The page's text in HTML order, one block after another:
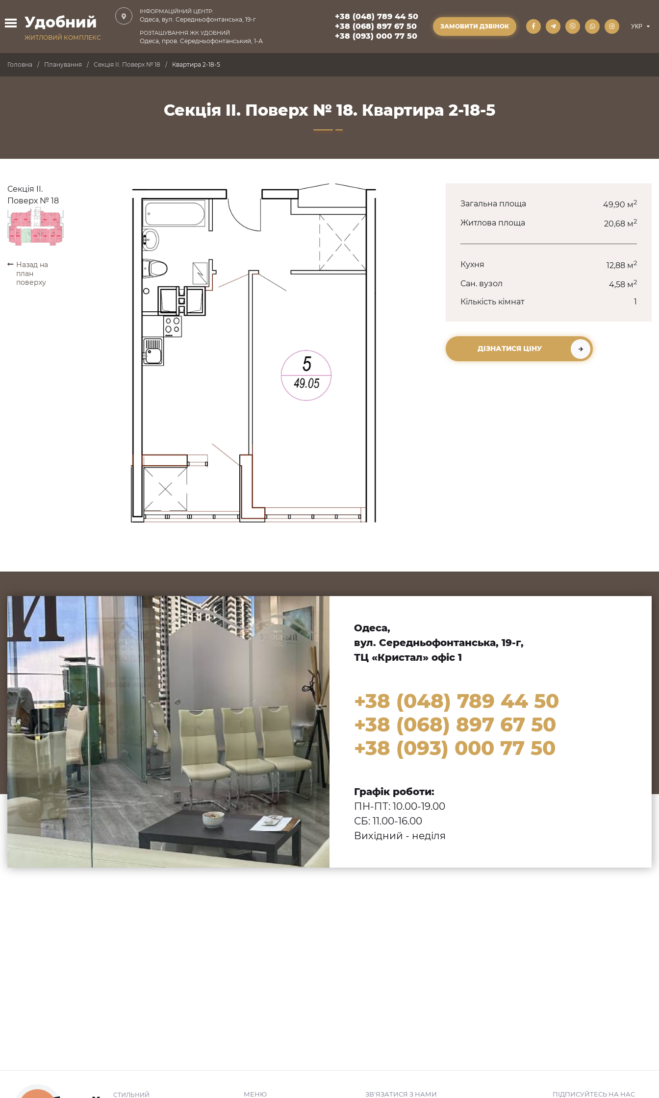
Удобний
ЖИТЛОВИЙ КОМПЛЕКС
ІНФОРМАЦІЙНИЙ ЦЕНТР:
Одеса, вул. Середньофонтанська, 19-г
РОЗТАШУВАННЯ ЖК УДОБНИЙ
Одеса, пров. Середньофонтанський, 1-А
+38 (048) 789 44 50
+38 (068) 897 67 50
+38 (093) 000 77 50
ЗАМОВИТИ ДЗВІНОК
Головна Планування Секція II. Поверх № 18 Квартира 2-18-5
Секція II. Поверх № 18. Квартира 2-18-5
Секція II.
Поверх № 18
ПРОДАНО
ПРОДАНО
ПРОДАНО
ПРОДАНО
ПРОДАНО
ПРОДАНО
Назад на
план
поверху
Загальна площа 49,90 м2
Житлова площа 20,68 м2
Кухня 12,88 м2
Сан. вузол 4,58 м2
Кількість кімнат 1
ДІЗНАТИСЯ ЦІНУ
Одеса,
вул. Середньофонтанська, 19-г,
ТЦ «Кристал» офіс 1
+38 (048) 789 44 50
+38 (068) 897 67 50
+38 (093) 000 77 50
Графік роботи:
ПН-ПТ: 10.00-19.00
СБ: 11.00-16.00
Вихідний - неділя
СТИЛЬНИЙ МЕНЮ ЗВ'ЯЗАТИСЯ З НАМИ ПІДПИСУЙТЕСЬ НА НАС